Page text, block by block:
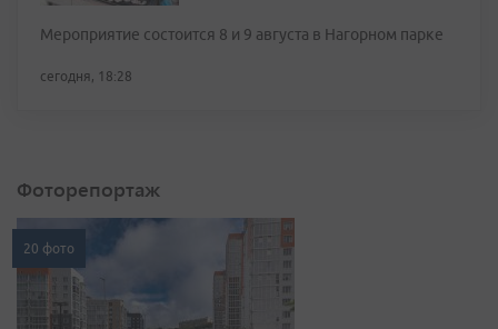
Мероприятие состоится 8 и 9 августа в Нагорном парке
сегодня, 18:28
Фоторепортаж
20 фото